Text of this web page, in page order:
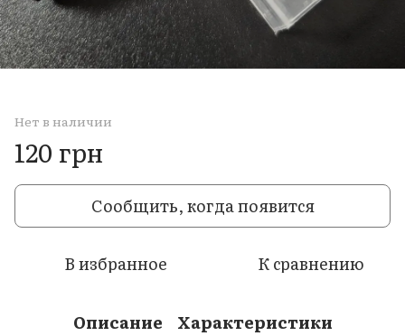
Нет в наличии
120 грн
Сообщить, когда появится
В избранное К сравнению
Описание Характеристики